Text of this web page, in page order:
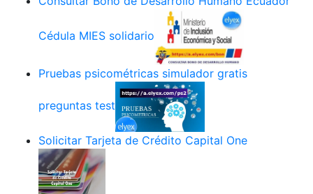
Cédula MIES solidario
Pruebas psicométricas simulador gratis
preguntas test
Solicitar Tarjeta de Crédito Capital One